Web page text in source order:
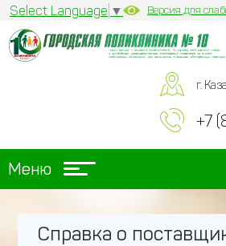
Select Language ▼ Версия для
г.
+7
Меню
Справка о